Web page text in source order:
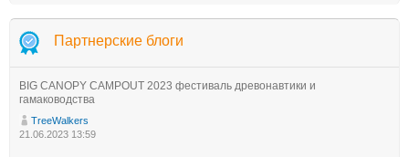
Партнерские блоги
BIG CANOPY CAMPOUT 2023 фестиваль древонавтики и
гамаководства
TreeWalkers
21.06.2023 13:59